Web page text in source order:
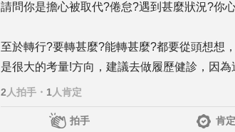
請問你是擔心被取代?倦怠?遇到甚麼狀況?你
至於轉行?要轉甚麼?能轉甚麼?都要從頭想想
是很大的考量!方向，建議去做履歷健診，因為
2 人拍手 ・ 1 人肯定
拍手 肯定